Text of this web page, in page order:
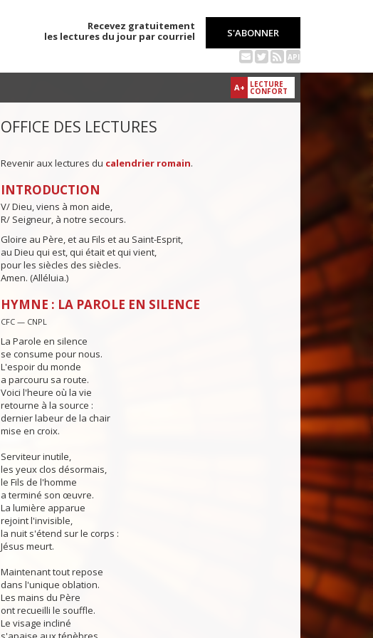
Recevez gratuitement
les lectures du jour par courriel
S'ABONNER
API
A+ LECTURE
CONFORT
OFFICE DES LECTURES
Revenir aux lectures du calendrier romain.
INTRODUCTION
V/ Dieu, viens à mon aide,
R/ Seigneur, à notre secours.
Gloire au Père, et au Fils et au Saint-Esprit,
au Dieu qui est, qui était et qui vient,
pour les siècles des siècles.
Amen. (Alléluia.)
HYMNE : LA PAROLE EN SILENCE
CFC — CNPL
La Parole en silence
se consume pour nous.
L'espoir du monde
a parcouru sa route.
Voici l'heure où la vie
retourne à la source :
dernier labeur de la chair
mise en croix.
Serviteur inutile,
les yeux clos désormais,
le Fils de l'homme
a terminé son œuvre.
La lumière apparue
rejoint l'invisible,
la nuit s'étend sur le corps :
Jésus meurt.
Maintenant tout repose
dans l'unique oblation.
Les mains du Père
ont recueilli le souffle.
Le visage incliné